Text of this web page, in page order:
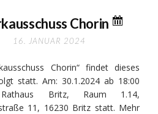
Chorin
16. JANUAR 2024
Chorin“ findet dieses
statt. Am: 30.1.2024 ab 18:00
Britz, Raum 1.14,
11, 16230 Britz statt. Mehr